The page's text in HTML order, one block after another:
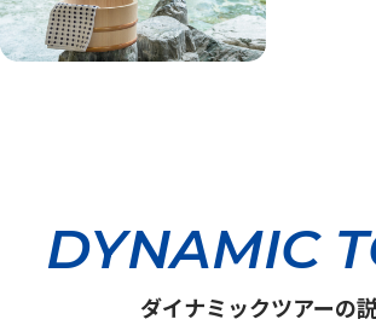
DYNAMIC
ダイナミックツアーの